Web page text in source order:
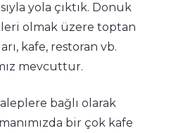
yola çıktık. Donuk
olmak üzere toptan
kafe, restoran vb.
mevcuttur.
bağlı olarak
bir çok kafe